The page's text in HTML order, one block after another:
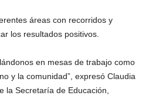
áreas con recorridos y
los resultados positivos.
en mesas de trabajo como
y la comunidad”, expresó Claudia
la Secretaría de Educación,